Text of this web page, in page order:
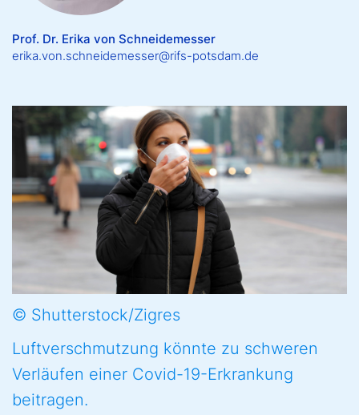
Prof. Dr. Erika von Schneidemesser
erika.von.schneidemesser@rifs-potsdam.de
© Shutterstock/Zigres
Luftverschmutzung könnte zu schweren
Verläufen einer Covid-19-Erkrankung
beitragen.